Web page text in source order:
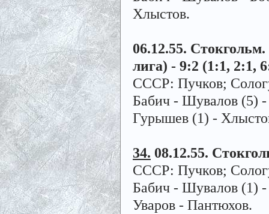
Хлыстов.
06.12.55.
лига) - 9:2 (1:1, 2:1,
СССР: Пучков;
Бабич - Шувалов (5)
Гурышев (1) -
34. 08.12.55.
СССР: Пучков;
Бабич - Шувалов (1)
Уваров - Пантюхов.